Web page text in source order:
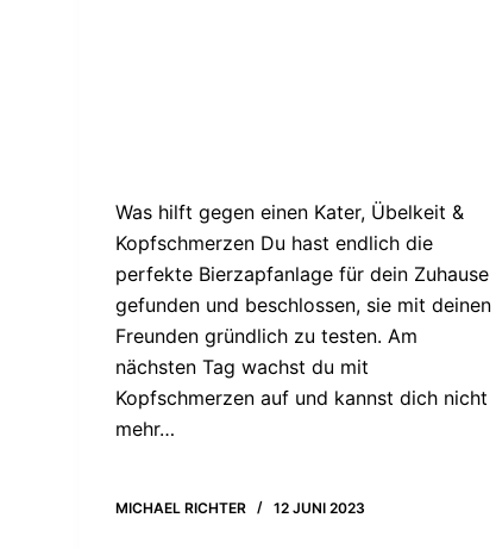
Was hilft gegen einen Kater, Übelkeit &
Kopfschmerzen Du hast endlich die
perfekte Bierzapfanlage für dein Zuhause
gefunden und beschlossen, sie mit deinen
Freunden gründlich zu testen. Am
nächsten Tag wachst du mit
Kopfschmerzen auf und kannst dich nicht
mehr…
MICHAEL RICHTER 12 JUNI 2023